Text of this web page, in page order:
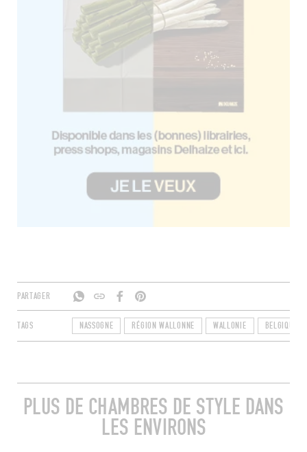
PARTAGER
TAGS NASSOGNE RÉGION WALLONNE WALLONIE BELGIQUE
PLUS DE CHAMBRES DE STYLE DANS
LES ENVIRONS